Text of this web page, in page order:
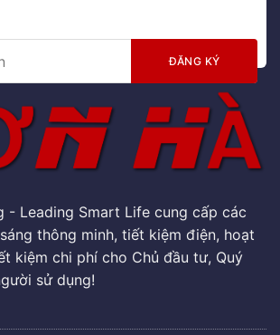
- Leading Smart Life cung cấp các
thông minh, tiết kiệm điện, hoạt
kiệm chi phí cho Chủ đầu tư, Quý
sử dụng!